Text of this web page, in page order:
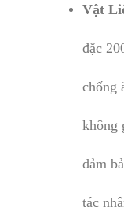
Vật
đặc
chống
không
đảm
tác